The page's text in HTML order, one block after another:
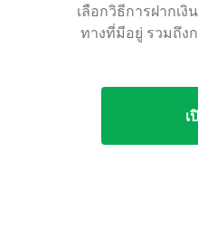
เลือกวิธีการฝากเ
ทางที่มีอยู่ รวมถึง